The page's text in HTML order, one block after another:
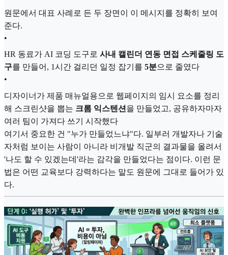
원문에서 대표 사례로 든 두 장면이 이 메시지를 정확히 보여
준다.
•
HR 동료가 AI 코딩 도구로 사내 캘린더 연동 면접 스케줄링 도
구를 만들어, 1시간 걸리던 일정 잡기를 5분으로 줄였다
•
디자이너가 제품 매뉴얼용으로 웹페이지의 임시 요소를 정리
해 스크린샷을 뽑는 크롬 익스텐션 을 만들었고, 공유하자마자
여러 팀이 가져다 쓰기 시작했다
여기서 중요한 건 "누가 만들었느냐"다. 일부러 개발자나 기술
자처럼 보이는 사람이 아니라 비개발 직군의 결과물을 올려서
'나도 할 수 있겠는데'라는 감각을 만들었다는 점이다. 이런 문
법은 어떤 교육보다 강력하다는 말도 원문에 그대로 들어가 있
다.